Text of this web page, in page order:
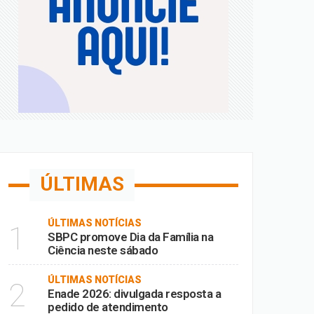
Fora
ÚLTIMAS
1 ÚLTIMAS NOTÍCIAS
SBPC promove Dia da Família na
Ciência neste sábado
2 ÚLTIMAS NOTÍCIAS
Enade 2026: divulgada resposta a
pedido de atendimento